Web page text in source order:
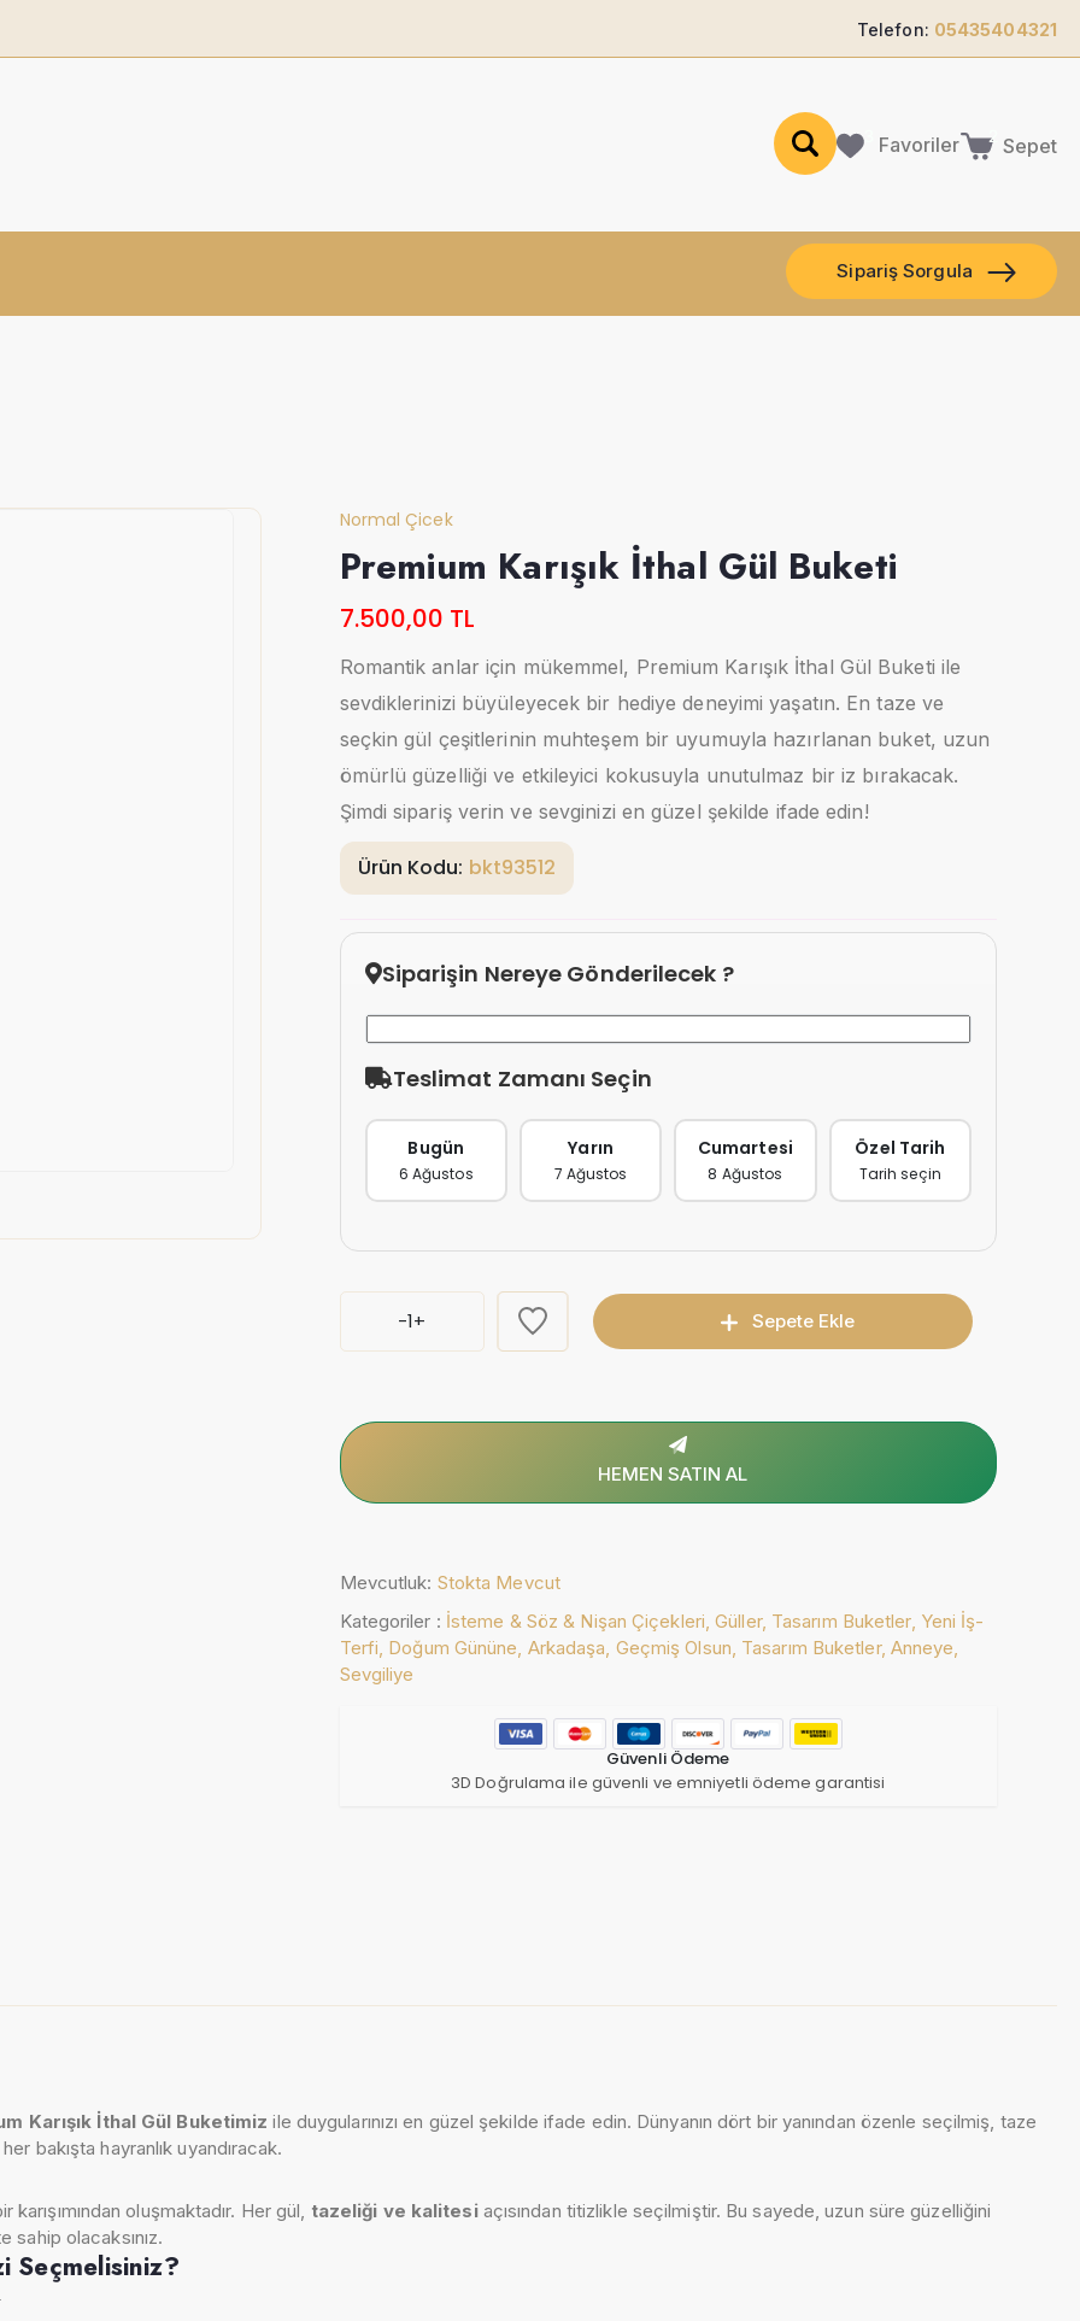
Telefon: 05435404321
Favoriler Sepet
Sipariş Sorgula
Normal Çicek
Premium Karışık İthal Gül Buketi
7.500,00 TL
Romantik anlar için mükemmel, Premium Karışık İthal Gül Buketi ile
sevdiklerinizi büyüleyecek bir hediye deneyimi yaşatın. En taze ve
seçkin gül çeşitlerinin muhteşem bir uyumuyla hazırlanan buket, uzun
ömürlü güzelliği ve etkileyici kokusuyla unutulmaz bir iz bırakacak.
Şimdi sipariş verin ve sevginizi en güzel şekilde ifade edin!
Ürün Kodu: bkt93512
Siparişin Nereye Gönderilecek ?
Teslimat Zamanı Seçin
Bugün
6 Ağustos
Yarın
7 Ağustos
Cumartesi
8 Ağustos
Özel Tarih
Tarih seçin
-1+ Sepete Ekle
HEMEN SATIN AL
Mevcutluk: Stokta Mevcut
Kategoriler : İsteme & Söz & Nişan Çiçekleri,Güller, Tasarım Buketler, Yeni İş-
Terfi, Doğum Gününe, Arkadaşa, Geçmiş Olsun, Tasarım Buketler, Anneye,
Sevgiliye
Güvenli Ödeme
3D Doğrulama ile güvenli ve emniyetli ödeme garantisi
Karışık İthal Gül Buketimiz ile duygularınızı en güzel şekilde ifade edin. Dünyanın dört bir yanından özenle seçilmiş, taze
bakışta hayranlık uyandıracak.
oluşmaktadır. Her gül, tazeliği ve kalitesiaçısından titizlikle seçilmiştir. Bu sayede, uzun süre güzelliğini
olacaksınız.
Seçmelisiniz?